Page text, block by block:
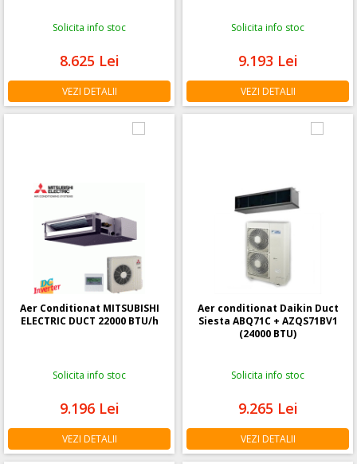
Solicita info stoc
8.625 Lei
VEZI DETALII
Solicita info stoc
9.193 Lei
VEZI DETALII
Aer Conditionat MITSUBISHI
ELECTRIC DUCT 22000 BTU/h
Solicita info stoc
9.196 Lei
VEZI DETALII
Aer conditionat Daikin Duct
Siesta ABQ71C + AZQS71BV1
(24000 BTU)
Solicita info stoc
9.265 Lei
VEZI DETALII